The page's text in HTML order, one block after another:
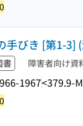
手びき [第1-3]
書 障害者向け資
1967<379.9-